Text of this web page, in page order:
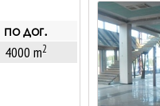
по дог.
4000 m2